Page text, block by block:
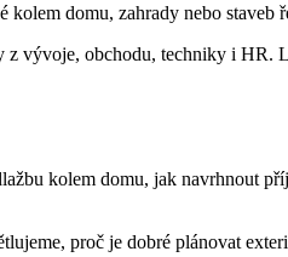
domu, zahrady nebo staveb
vývoje, obchodu, techniky i HR.
kolem domu, jak navrhnout
proč je dobré plánovat